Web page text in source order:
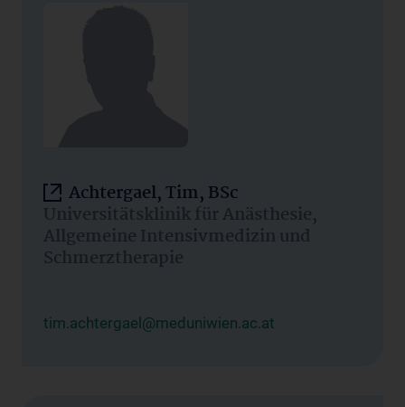
Achtergael, Tim, BSc
Universitätsklinik für Anästhesie,
Allgemeine Intensivmedizin und
Schmerztherapie
tim.achtergael@meduniwien.ac.at